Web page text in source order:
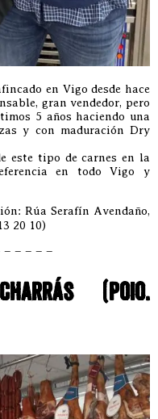
en Vigo desde hace
gran vendedor, pero
5 años haciendo una
y con maduración Dry
este tipo de carnes en la
en todo Vigo y
Rúa Serafín Avendaño,
20 10)
– – – – –
(POIO.